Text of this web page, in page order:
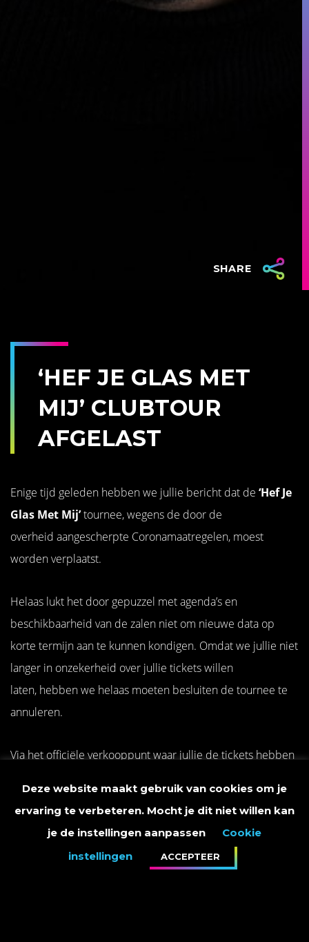
SHARE
‘HEF JE GLAS MET
MIJ’ CLUBTOUR
AFGELAST
Enige tijd geleden hebben we jullie bericht dat de ‘Hef Je
Glas Met Mij’tournee, wegens de door de
overheid aangescherpte Coronamaatregelen, moest
worden verplaatst.
Helaas lukt het door gepuzzel met agenda’s en
beschikbaarheid van de zalen niet om nieuwe data op
korte termijn aan te kunnen kondigen. Omdat we jullie niet
langer in onzekerheid over jullie tickets willen
laten, hebben we helaas moeten besluiten de tournee te
annuleren.
Via het officiële verkooppunt waar jullie de tickets hebben
over de restitutie van je ticket. Deze mail kun je een dezer
dagen verwachten. Je hoeft hier verder dus niets voor te
Deze website maakt gebruik van cookies om je
ervaring te verbeteren. Mocht je dit niet willen kan
je de instellingen aanpassen
Cookie
instellingen
ACCEPTEER